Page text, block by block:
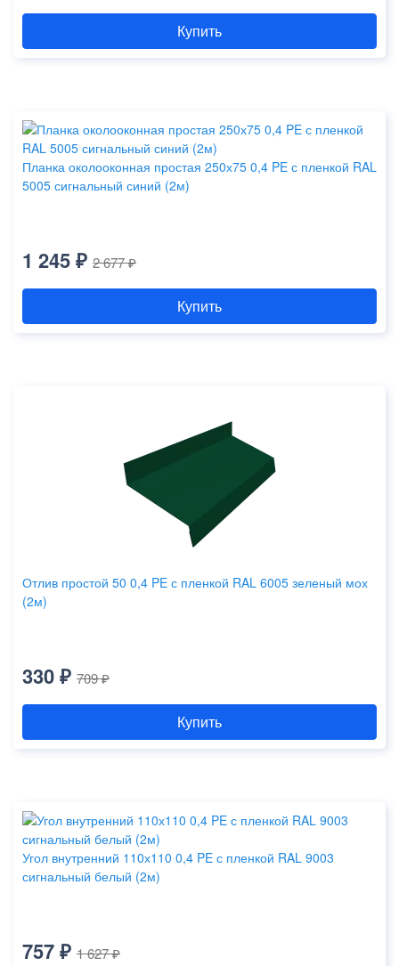
Купить
Планка околооконная простая 250х75 0,4 PE с пленкой RAL
5005 сигнальный синий (2м)
1 245 ₽ 2 677 ₽
Купить
Отлив простой 50 0,4 PE с пленкой RAL 6005 зеленый мох
(2м)
330 ₽ 709 ₽
Купить
Угол внутренний 110х110 0,4 PE с пленкой RAL 9003
сигнальный белый (2м)
757 ₽ 1 627 ₽